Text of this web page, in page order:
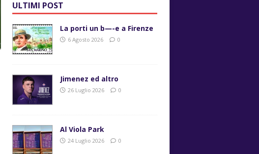
ULTIMI POST
La porti un b—-e a Firenze
6 Agosto 2026 0
Jimenez ed altro
26 Luglio 2026 0
Al Viola Park
24 Luglio 2026 0